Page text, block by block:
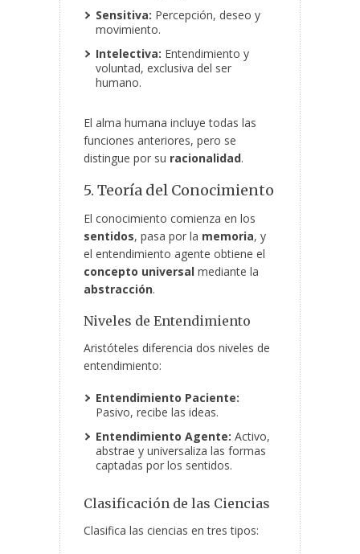
Sensitiva: Percepción, deseo y
movimiento.
Intelectiva: Entendimiento y
voluntad, exclusiva del ser
humano.
El alma humana incluye todas las
funciones anteriores, pero se
distingue por su racionalidad.
5. Teoría del Conocimiento
El conocimiento comienza en los
sentidos, pasa por la memoria, y
el entendimiento agente obtiene el
concepto universal mediante la
abstracción.
Niveles de Entendimiento
Aristóteles diferencia dos niveles de
entendimiento:
Entendimiento Paciente:
Pasivo, recibe las ideas.
Entendimiento Agente: Activo,
abstrae y universaliza las formas
captadas por los sentidos.
Clasificación de las Ciencias
Clasifica las ciencias en tres tipos: